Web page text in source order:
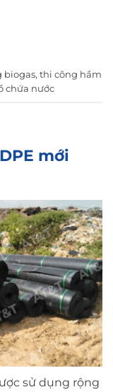
biogas, thi công hầm
chứa nước
mới
sử dụng rộng